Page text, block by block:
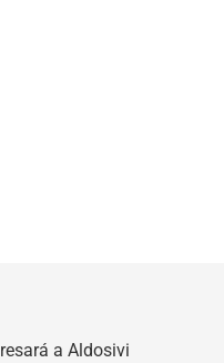
a Aldosivi